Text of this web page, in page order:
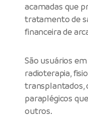
acamadas que
tratamento de
financeira de
São usuários
radioterapia,
transplantados,
paraplégicos
outros.